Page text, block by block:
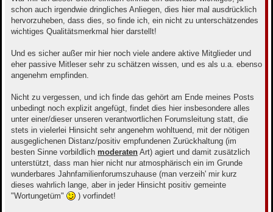
schon auch irgendwie dringliches Anliegen, dies hier mal ausdrücklich
hervorzuheben, dass dies, so finde ich, ein nicht zu unterschätzendes
wichtiges Qualitätsmerkmal hier darstellt!
Und es sicher außer mir hier noch viele andere aktive Mitglieder und
eher passive Mitleser sehr zu schätzen wissen, und es als u.a. ebenso
angenehm empfinden.
Nicht zu vergessen, und ich finde das gehört am Ende meines Posts
unbedingt noch explizit angefügt, findet dies hier insbesondere alles
unter einer/dieser unseren verantwortlichen Forumsleitung statt, die
stets in vielerlei Hinsicht sehr angenehm wohltuend, mit der nötigen
ausgeglichenen Distanz/positiv empfundenen Zurückhaltung (im
besten Sinne vorbildlich moderaten Art) agiert und damit zusätzlich
unterstützt, dass man hier nicht nur atmosphärisch ein im Grunde
wunderbares Jahnfamilienforumszuhause (man verzeih' mir kurz
dieses wahrlich lange, aber in jeder Hinsicht positiv gemeinte
"Wortungetüm"
) vorfindet!